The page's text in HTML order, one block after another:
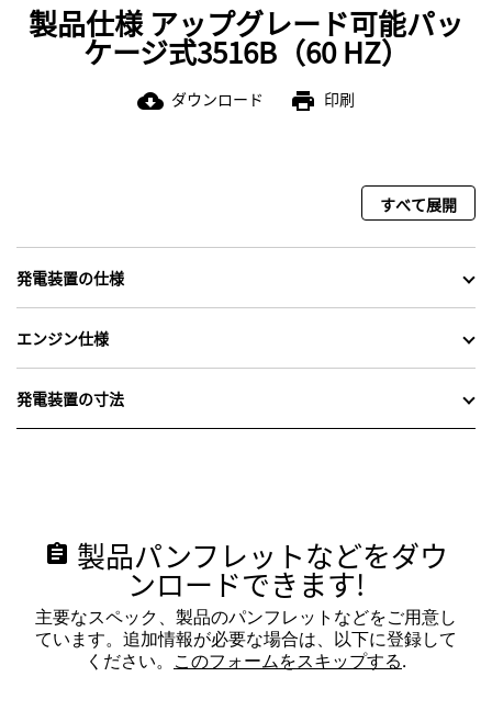
製品仕様 アップグレード可能パッ
ケージ式3516B（60 HZ）
cloud_download ダウンロード print 印刷
すべて展開
発電装置の仕様
エンジン仕様
発電装置の寸法
assignment 製品パンフレットなどをダウ
ンロードできます!
主要なスペック、製品のパンフレットなどをご用意し
ています。追加情報が必要な場合は、以下に登録して
ください。 このフォームをスキップする.